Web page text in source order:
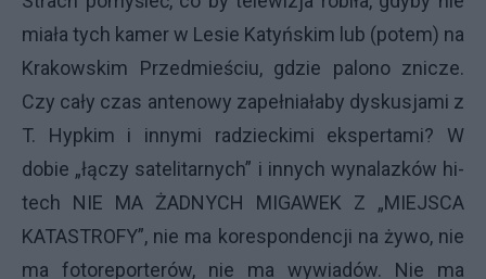
miała tych kamer w Lesie Katyńskim lub (potem) na
Krakowskim Przedmieściu, gdzie palono znicze.
Czy cały czas antenowy zapełniałaby dyskusjami z
T. Hypkim i innymi radzieckimi ekspertami? W
dobie „łączy satelitarnych” i innych wynalazków hi-
tech NIE MA ŻADNYCH MIGAWEK Z „MIEJSCA
KATASTROFY”, nie ma korespondencji na żywo, nie
ma fotoreporterów, nie ma wywiadów. Nie ma